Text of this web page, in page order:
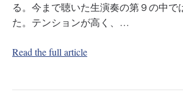
る。今まで聴いた生演奏の第９の中で
た。テンションが高く、…
Read the full article